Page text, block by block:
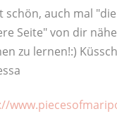
schön, auch mal "die
Seite" von dir
zu lernen!:)